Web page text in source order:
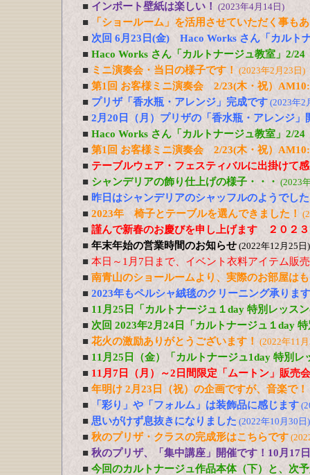
■ インポート壁紙は楽しい！ (2023年4月14日)
■
「ショールーム」を活用させていただく事も
■ 次回 6月23日(金) Haco Works さん「カルト
■ Haco Works さん「カルトナージュ教室」2/24
■ ミニ演奏会・当日の様子です！ (2023年2月23日)
■ 第1回 お客様ミニ演奏会 2/23(木・祝）
■ プリザ「香水瓶・アレンジ」完成です (2023年2
■ 2月20日（月）プリザの「香水瓶・アレンジ」
■ Haco Works さん「カルトナージュ教室」2/24
■ 第1回 お客様ミニ演奏会 2/23(木・祝）
■ テーブルウェア・フェスティバルに出掛けて
■ シャンデリアの飾り仕上げの様子・・・ (2023
■ 昨日はシャンデリアのシャッフルのようでし
■ 2023年 椅子とテーブルを選んできました！
■ 謹んで新春のお慶びを申し上げます ２０２３
■ 年末年始の営業時間のお知らせ (2022年12月25日)
■ 本日～1月7日まで、イベント衣料アイテム販
■ 南青山のショールームより、実際のお部屋は
■ 2023年もペルシャ絨毯のクリーニング承りま
■ 11月25日「カルトナージュ１day 特別レッス
■ 次回 2023年2月24日「カルトナージュ１day
■ 花火の激励ありがとうございます！ (2022年11
■ 11月25日（金）「カルトナージュ1day 特別レ
■ 11月7日（月）～2日間限定「ムートン」販売
■ 年明け 2月23日（祝）の企画ですが、音楽で！
■ 「彩り」や「フォルム」は装飾品に感じます
■ 思いがけず息抜きになりました (2022年10月30日)
■ 秋のプリザ・クラスの完成形はこちらです
■ 秋のプリザ、「集中講座」開催です！10月17
■ 今回のカルトナージュ作品本体（下）と、次